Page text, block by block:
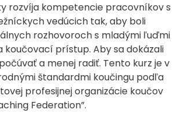
rozvíja kompetencie pracovníkov s
vedúcich tak, aby boli
rozhovoroch s mladými ľuďmi
koučovací prístup. Aby sa dokázali
a menej radiť. Tento kurz je v
štandardmi koučingu podľa
profesijnej organizácie koučov
Federation”.